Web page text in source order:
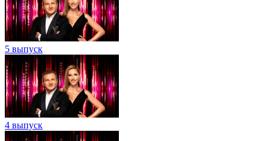
5 выпуск
4 выпуск